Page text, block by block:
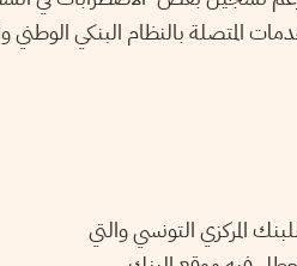
المتصلة بالنظام البنكي
المركزي التونسي والتي